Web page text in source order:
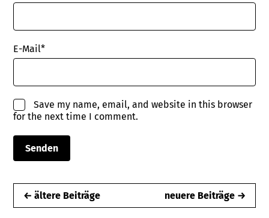
E-Mail*
Save my name, email, and website in this browser
for the next time I comment.
← ältere Beiträge neuere Beiträge →